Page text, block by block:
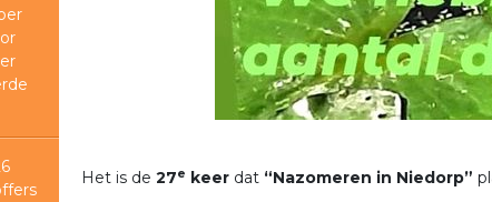
Het is de 27e keer dat “Nazomeren in Niedorp”